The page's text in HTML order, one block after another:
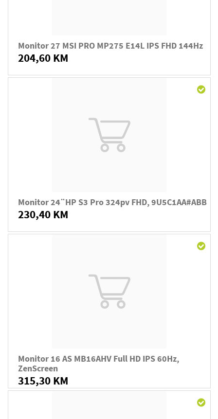
Monitor 27 MSI PRO MP275 E14L IPS FHD 144Hz
204,60 KM
Monitor 24¨HP S3 Pro 324pv FHD, 9U5C1AA#ABB
230,40 KM
Monitor 16 AS MB16AHV Full HD IPS 60Hz,
ZenScreen
315,30 KM